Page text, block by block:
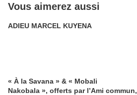
Vous aimerez aussi
ADIEU MARCEL KUYENA
« À la Savana » & « Mobali
Nakobala », offerts par l’Ami commun,